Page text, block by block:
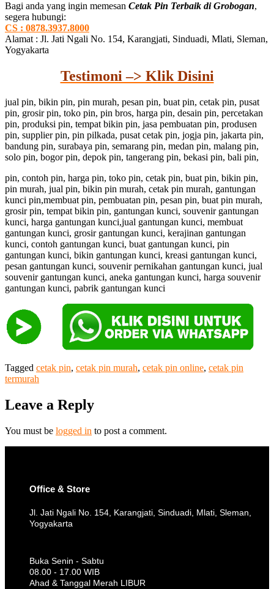
Bagi anda yang ingin memesan Cetak Pin Terbaik di Grobogan,
segera hubungi:
CS : 0878.3937.8000
Alamat : Jl. Jati Ngali No. 154, Karangjati, Sinduadi, Mlati, Sleman,
Yogyakarta
Testimoni –> Klik Disini
jual pin, bikin pin, pin murah, pesan pin, buat pin, cetak pin, pusat
pin, grosir pin, toko pin, pin bros, harga pin, desain pin, percetakan
pin, produksi pin, tempat bikin pin, jasa pembuatan pin, produsen
pin, supplier pin, pin pilkada, pusat cetak pin, jogja pin, jakarta pin,
bandung pin, surabaya pin, semarang pin, medan pin, malang pin,
solo pin, bogor pin, depok pin, tangerang pin, bekasi pin, bali pin,
pin, contoh pin, harga pin, toko pin, cetak pin, buat pin, bikin pin,
pin murah, jual pin, bikin pin murah, cetak pin murah, gantungan
kunci pin,membuat pin, pembuatan pin, pesan pin, buat pin murah,
grosir pin, tempat bikin pin, gantungan kunci, souvenir gantungan
kunci, harga gantungan kunci,jual gantungan kunci, membuat
gantungan kunci, grosir gantungan kunci, kerajinan gantungan
kunci, contoh gantungan kunci, buat gantungan kunci, pin
gantungan kunci, bikin gantungan kunci, kreasi gantungan kunci,
pesan gantungan kunci, souvenir pernikahan gantungan kunci, jual
souvenir gantungan kunci, aneka gantungan kunci, harga souvenir
gantungan kunci, pabrik gantungan kunci
Tagged cetak pin, cetak pin murah, cetak pin online, cetak pin
termurah
Leave a Reply
You must be logged in to post a comment.
Office & Store
Jl. Jati Ngali No. 154, Karangjati, Sinduadi, Mlati, Sleman,
Yogyakarta
Buka Senin - Sabtu
08.00 - 17.00 WIB
Ahad & Tanggal Merah LIBUR